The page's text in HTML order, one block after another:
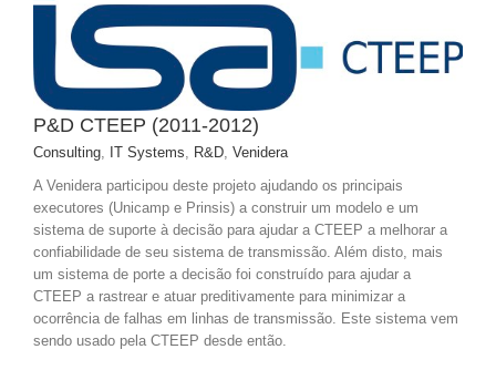
P&D CTEEP (2011-2012)
Consulting, IT Systems, R&D, Venidera
A Venidera participou deste projeto ajudando os principais
executores (Unicamp e Prinsis) a construir um modelo e um
sistema de suporte à decisão para ajudar a CTEEP a melhorar a
confiabilidade de seu sistema de transmissão. Além disto, mais
um sistema de porte a decisão foi construído para ajudar a
CTEEP a rastrear e atuar preditivamente para minimizar a
ocorrência de falhas em linhas de transmissão. Este sistema vem
sendo usado pela CTEEP desde então.